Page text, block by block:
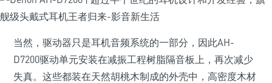
当然，驱动器只是耳机音频系统的一部分，因此AH-
D7200驱动单元安装在减振工程树脂隔音板上，再次减少
失真。这些都装在天然胡桃木制成的外壳中，高密度木材